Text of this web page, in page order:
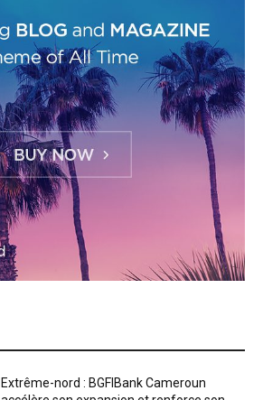
Extrême-nord : BGFIBank Cameroun